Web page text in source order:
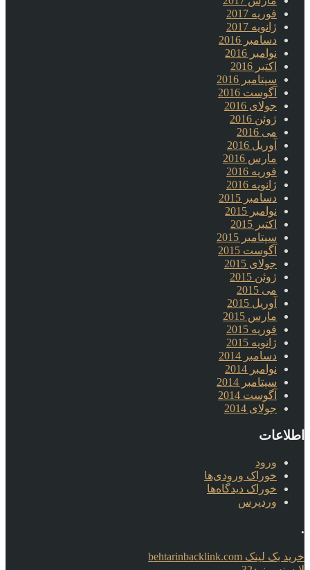
فوریه 2017
ژانویه 2017
دسامبر 2016
نوامبر 2016
اکتبر 2016
سپتامبر 2016
آگوست 2016
جولای 2016
ژوئن 2016
می 2016
آوریل 2016
مارس 2016
فوریه 2016
ژانویه 2016
دسامبر 2015
نوامبر 2015
اکتبر 2015
سپتامبر 2015
آگوست 2015
جولای 2015
ژوئن 2015
می 2015
آوریل 2015
مارس 2015
فوریه 2015
ژانویه 2015
دسامبر 2014
نوامبر 2014
سپتامبر 2014
آگوست 2014
جولای 2014
اطلاعات
ورود
خوراک ورودی‌ها
خوراک دیدگاه‌ها
وردپرس
.
خرید بک لینک behtarinbacklink.com